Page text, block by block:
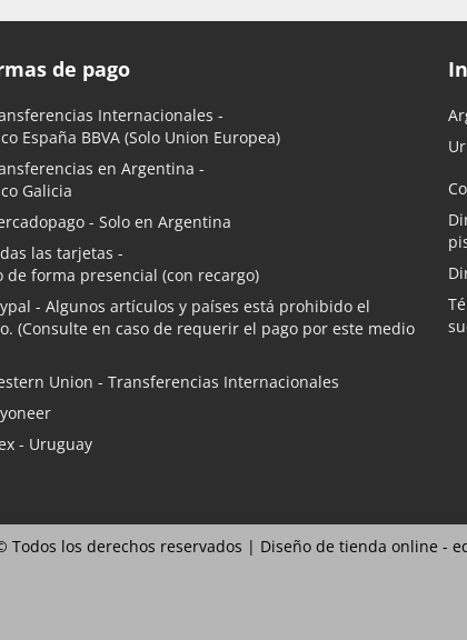
de pago
Internacionales -
España BBVA (Solo Union Europea)
en Argentina -
Galicia
- Solo en Argentina
las tarjetas -
de forma presencial (con recargo)
- Algunos artículos y países está prohibido el
(Consulte en caso de requerir el pago por este medio
Union - Transferencias Internacionales
- Uruguay
Todos los derechos reservados | Diseño de tienda online -